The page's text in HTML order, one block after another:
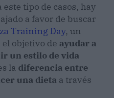
tipo de casos, hay
a favor de buscar
Training Day, un
objetivo de ayudar a
un estilo de vida
la diferencia entre
una dieta a través